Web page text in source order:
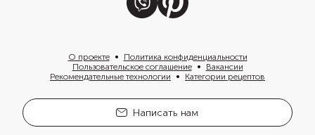
О проекте
Политика конфиденциальности
Пользовательское соглашение
Вакансии
Рекомендательные технологии
Категории рецептов
Написать нам